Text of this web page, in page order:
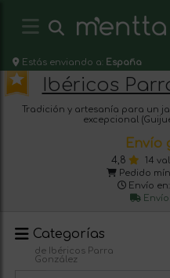
Estás enviando a: España
Ibéricos
Tradición y artesanía para un
excepcional
Envío
4,8
14
Pedido
Envío
Envío
Categorías
de Ibéricos Parra
González